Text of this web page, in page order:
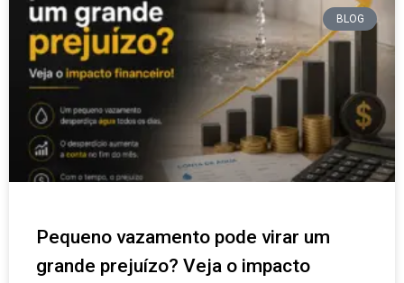
BLOG
Pequeno vazamento pode virar um
grande prejuízo? Veja o impacto